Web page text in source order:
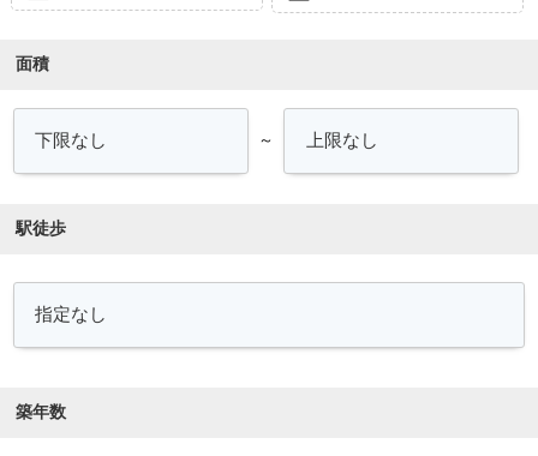
面積
～
駅徒歩
築年数